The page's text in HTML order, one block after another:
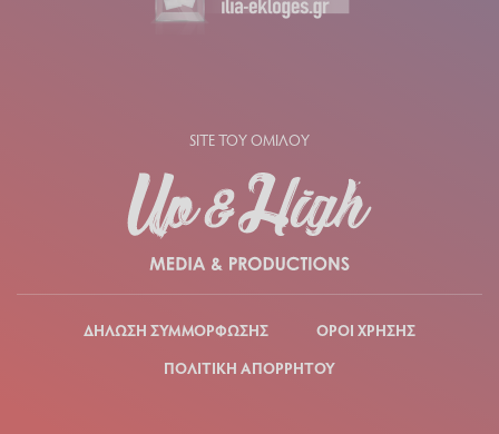
SITE ΤΟΥ ΟΜΙΛΟΥ
ΔΗΛΩΣΗ ΣΥΜΜΟΡΦΩΣΗΣ
ΟΡΟΙ ΧΡΗΣΗΣ
ΠΟΛΙΤΙΚΗ ΑΠΟΡΡΗΤΟΥ